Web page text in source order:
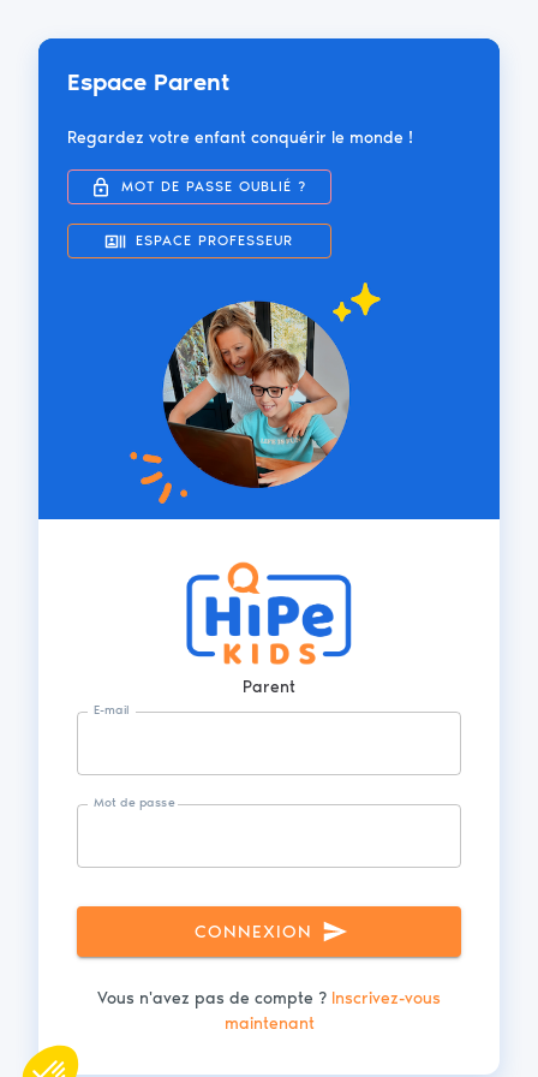
Espace Parent
Regardez votre enfant conquérir le monde !
MOT DE PASSE OUBLIÉ ?
ESPACE PROFESSEUR
Parent
E-mail
Mot de passe
CONNEXION
Vous n'avez pas de compte ? Inscrivez-vous
maintenant